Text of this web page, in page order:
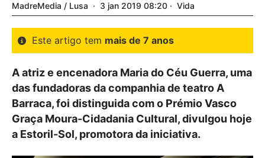
MadreMedia / Lusa 3 jan 2019 08:20 Vida
Este artigo tem mais de 7 anos
A atriz e encenadora Maria do Céu Guerra, uma
das fundadoras da companhia de teatro A
Barraca, foi distinguida com o Prémio Vasco
Graça Moura-Cidadania Cultural, divulgou hoje
a Estoril-Sol, promotora da iniciativa.